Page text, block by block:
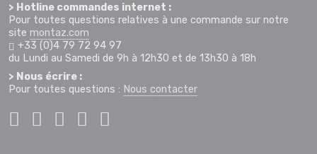
> Hotline commandes internet :
Pour toutes questions relatives à une commande sur notre
site montaz.com
+33 (0)4 79 72 94 97
du Lundi au Samedi de 9h à 12h30 et de 13h30 à 18h
> Nous écrire :
Pour toutes questions : Nous contacter